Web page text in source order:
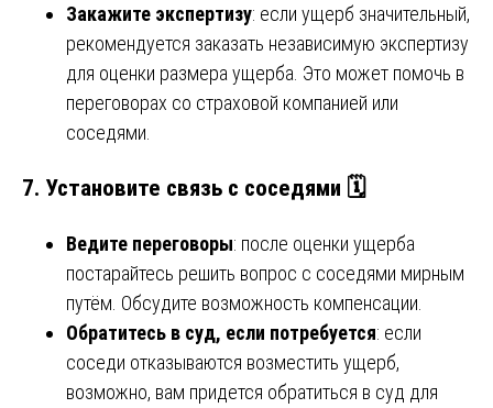
Закажите экспертизу: если ущерб значительный,
рекомендуется заказать независимую экспертизу
для оценки размера ущерба. Это может помочь в
переговорах со страховой компанией или
соседями.
7. Установите связь с соседями 🗓️
Ведите переговоры: после оценки ущерба
постарайтесь решить вопрос с соседями мирным
путём. Обсудите возможность компенсации.
Обратитесь в суд, если потребуется: если
соседи отказываются возместить ущерб,
возможно, вам придется обратиться в суд для